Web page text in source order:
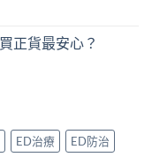
正貨最安心？
ED治療
ED防治